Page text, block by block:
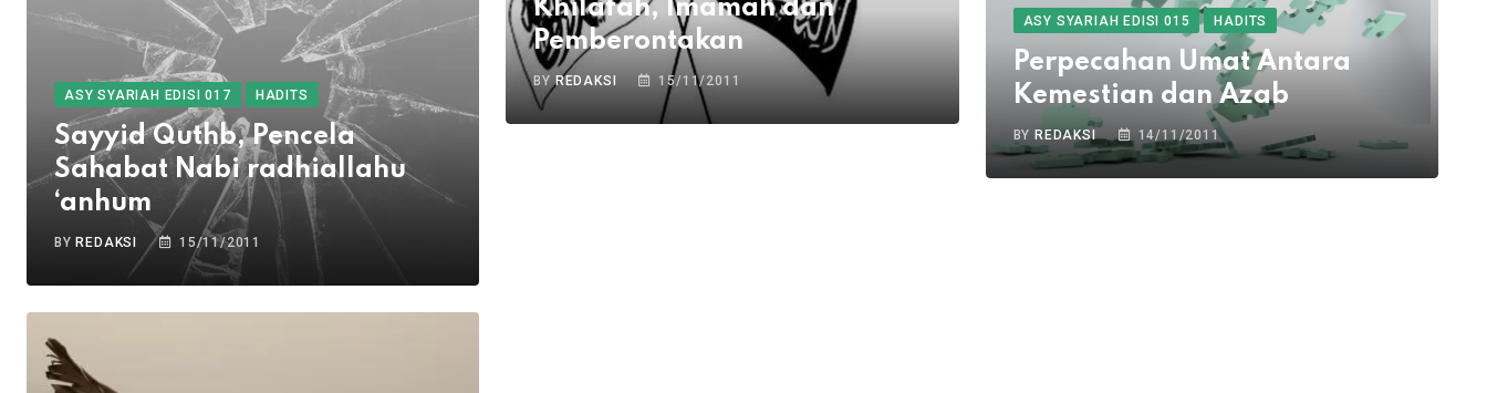
ASY SYARIAH EDISI 017 HADITS
Sayyid Quthb, Pencela
Sahabat Nabi radhiallahu
‘anhum
BYREDAKSI 15/11/2011
Khilafah, Imamah dan
Pemberontakan
BYREDAKSI 15/11/2011
ASY SYARIAH EDISI 015 HADITS
Perpecahan Umat Antara
Kemestian dan Azab
BY REDAKSI 14/11/2011